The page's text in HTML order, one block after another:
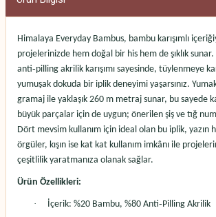
Himalaya Everyday Bambus, bambu karışımlı
projelerinizde hem doğal bir his hem de şıklık
anti‑pilling akrilik karışımı sayesinde, tüylenmeye
yumuşak dokuda bir iplik deneyimi yaşarsınız.
gramaj ile yaklaşık 260 m metraj sunar, bu sayede
büyük parçalar için de uygun; önerilen şiş ve tığ
Dört mevsim kullanım için ideal olan bu iplik, yazın
örgüler, kışın ise kat kat kullanım imkânı ile
çeşitlilik yaratmanıza olanak sağlar.
Ürün Özellikleri:
· İçerik: %20 Bambu, %80 Anti‑Pilling Akrilik